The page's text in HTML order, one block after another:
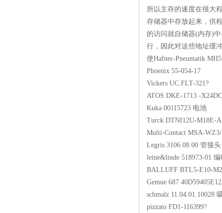
所以主存的速度在很大
存储器中存放起来，供
的访问就自储器(内存)
行，因此对这些地址缓
使Hafner-
Phoenix 55-
Vickers
ATOS DKE-1713 -
Kuka
Turck DTNI12U-
Multi-Contact
Legris 3106 08
leine&linde
BALLUFF BTL5-
Gemue 687
schmalz
pizzato FD1-